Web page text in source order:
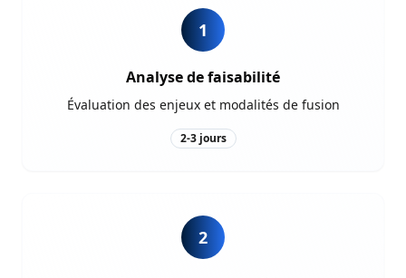
1
Analyse de faisabilité
Évaluation des enjeux et modalités de fusion
2-3 jours
2